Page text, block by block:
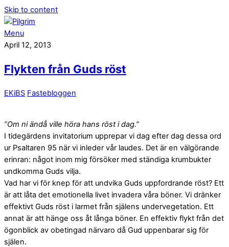
Skip to content
Menu
April 12, 2013
Flykten från Guds röst
EKiBS Fastebloggen
”Om ni ändå ville höra hans röst i dag.”
I tidegärdens invitatorium upprepar vi dag efter dag dessa ord
ur Psaltaren 95 när vi inleder vår laudes. Det är en välgörande
erinran: något inom mig försöker med ständiga krumbukter
undkomma Guds vilja.
Vad har vi för knep för att undvika Guds uppfordrande röst? Ett
är att låta det emotionella livet invadera våra böner. Vi dränker
effektivt Guds röst i larmet från själens undervegetation. Ett
annat är att hänge oss åt långa böner. En effektiv flykt från det
ögonblick av obetingad närvaro då Gud uppenbarar sig för
själen.